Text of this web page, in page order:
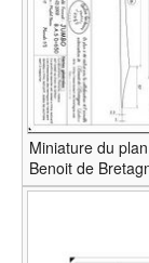
Miniature du
Benoit de